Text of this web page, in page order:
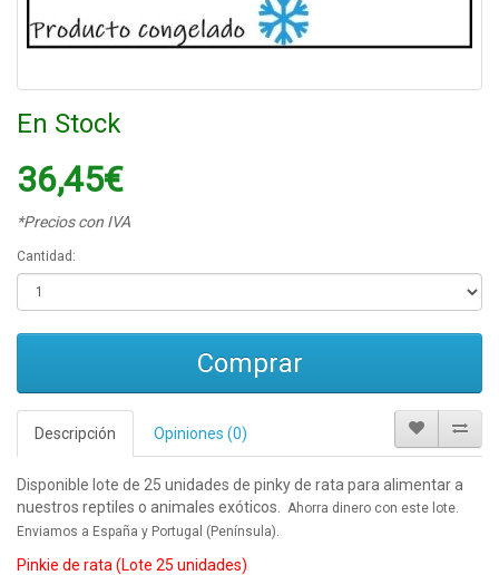
En Stock
36,45€
*Precios con IVA
Cantidad:
Comprar
Descripción Opiniones (0)
Disponible lote de 25 unidades de pinky de rata para alimentar a
nuestros reptiles o animales exóticos.
Ahorra dinero con este lote.
Enviamos a España y Portugal (Península).
Pinkie de rata (Lote 25 unidades)